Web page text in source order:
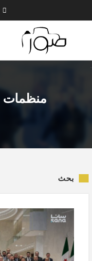
منظمات
بحث